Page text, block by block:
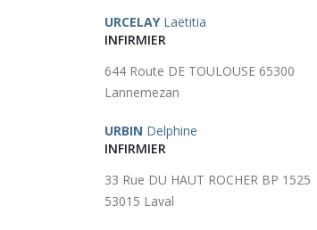
URCELAYLaëtitia
INFIRMIER
644 Route DE TOULOUSE 65300
Lannemezan
URBIN Delphine
INFIRMIER
33 Rue DU HAUT ROCHER BP 1525
53015 Laval